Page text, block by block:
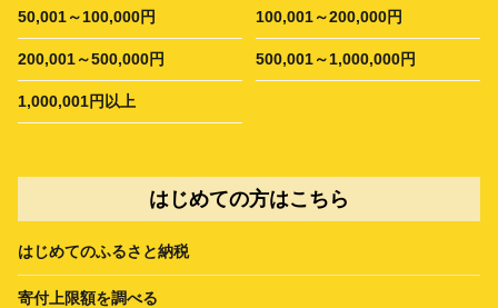
50,001～100,000円 100,001～200,000円
200,001～500,000円 500,001～1,000,000円
1,000,001円以上
はじめての方はこちら
はじめてのふるさと納税
寄付上限額を調べる